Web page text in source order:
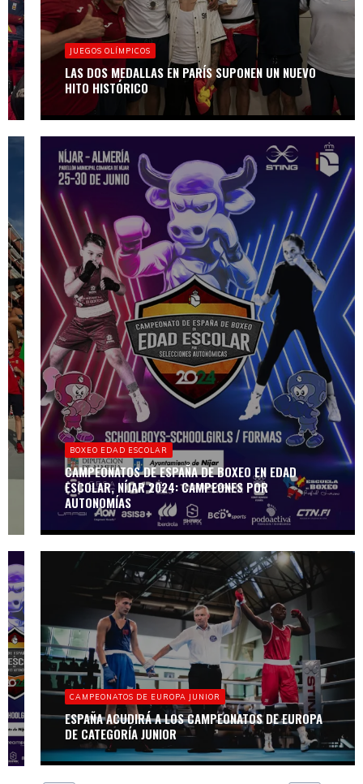
CAMPOS DE
ENTRENAMIENTO
DE BOXEADORES
PROFESIONALES
EN EL CAR DE
MADRID
JUEGOS OLÍMPICOS
LAS DOS MEDALLAS EN PARÍS SUPONEN UN NUEVO
HITO HISTÓRICO
JUEGOS
OLÍMPICOS
LOS ESPAÑOLES
YA CONOCEN
SUS RIVALES EN
BOXEO EDAD ESCOLAR
CAMPEONATOS DE ESPAÑA DE BOXEO EN EDAD
ESCOLAR, NÍJAR 2024: CAMPEONES POR
AUTONOMÍAS
NÍJAR
ALBERGARÁ
LOS
CAMPEONATOS
DE ESPAÑA DE
BOXEO EN EDAD
ESCOLAR
CAMPEONATOS DE EUROPA JUNIOR
ESPAÑA ACUDIRÁ A LOS CAMPEONATOS DE EUROPA
DE CATEGORÍA JUNIOR